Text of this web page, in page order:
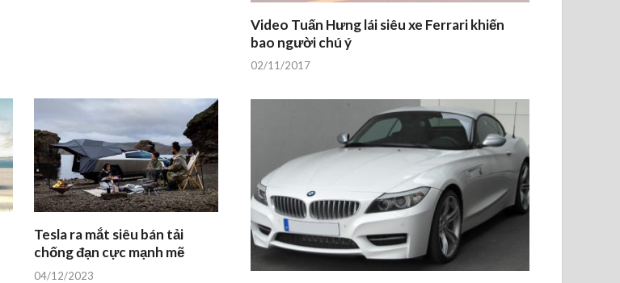
Tesla ra mắt siêu bán tải
chống đạn cực mạnh mẽ
04/12/2023
Video Tuấn Hưng lái siêu xe Ferrari khiến
bao người chú ý
02/11/2017